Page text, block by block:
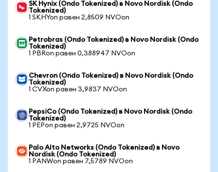
SK Hynix (Ondo Tokenized) в Novo Nordisk (Ondo
Tokenized)
1 SKHYon равен 2,8509 NVOon
Petrobras (Ondo Tokenized) в Novo Nordisk (Ondo
Tokenized)
1 PBRon равен 0,388947 NVOon
Chevron (Ondo Tokenized) в Novo Nordisk (Ondo
Tokenized)
1 CVXon равен 3,9837 NVOon
PepsiCo (Ondo Tokenized) в Novo Nordisk (Ondo
Tokenized)
1 PEPon равен 2,9725 NVOon
Palo Alto Networks (Ondo Tokenized) в Novo
Nordisk (Ondo Tokenized)
1 PANWon равен 7,5789 NVOon